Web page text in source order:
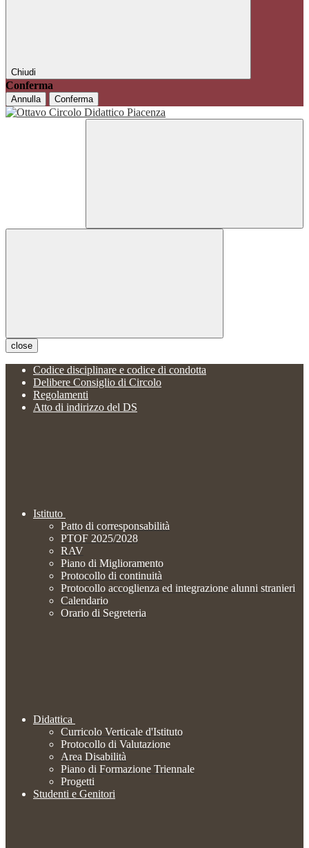
Chiudi
Conferma
Annulla Conferma
close
Codice disciplinare e codice di condotta
Delibere Consiglio di Circolo
Regolamenti
Atto di indirizzo del DS
Istituto
Patto di corresponsabilità
PTOF 2025/2028
RAV
Piano di Miglioramento
Protocollo di continuità
Protocollo accoglienza ed integrazione alunni stranieri
Calendario
Orario di Segreteria
Didattica
Curricolo Verticale d'Istituto
Protocollo di Valutazione
Area Disabilità
Piano di Formazione Triennale
Progetti
Studenti e Genitori